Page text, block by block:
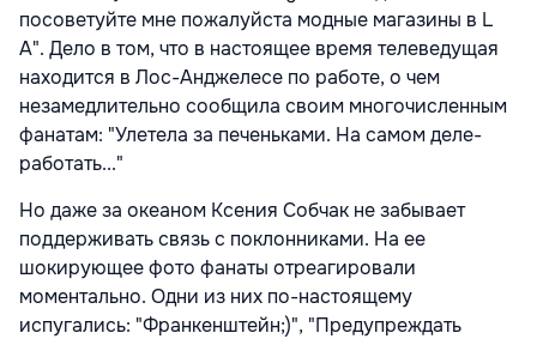
посоветуйте мне пожалуйста модные магазины в L
A". Дело в том, что в настоящее время телеведущая
находится в Лос-Анджелесе по работе, о чем
незамедлительно сообщила своим многочисленным
фанатам: "Улетела за печеньками. На самом деле-
работать..."
Но даже за океаном Ксения Собчак не забывает
поддерживать связь с поклонниками. На ее
шокирующее фото фанаты отреагировали
моментально. Одни из них по-настоящему
испугались: "Франкенштейн;)", "Предупреждать